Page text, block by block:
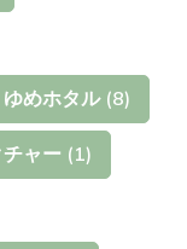
ゆめホタル(8)
ャー (1)